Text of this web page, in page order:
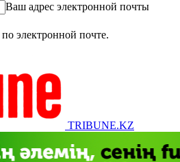
Ваш адрес электронной почты
электронной почте.
TRIBUNE.KZ